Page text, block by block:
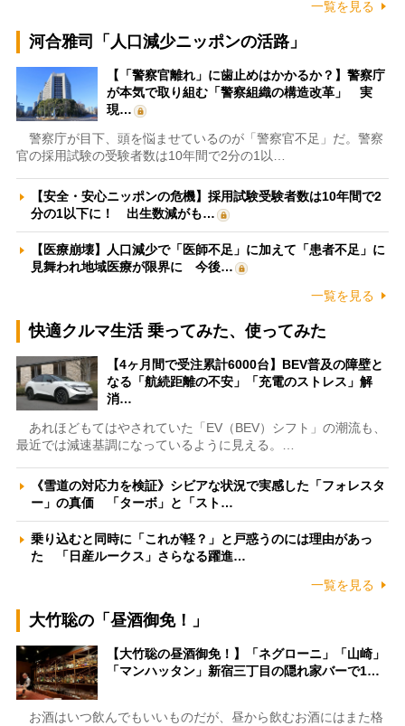
一覧を見る
河合雅司「人口減少ニッポンの活路」
【「警察官離れ」に歯止めはかかるか？】警察庁
が本気で取り組む「警察組織の構造改革」 実
現…
警察庁が目下、頭を悩ませているのが「警察官不足」だ。警察
官の採用試験の受験者数は10年間で2分の1以…
【安全・安心ニッポンの危機】採用試験受験者数は10年間で2
分の1以下に！ 出生数減がも…
【医療崩壊】人口減少で「医師不足」に加えて「患者不足」に
見舞われ地域医療が限界に 今後…
一覧を見る
快適クルマ生活 乗ってみた、使ってみた
【4ヶ月間で受注累計6000台】BEV普及の障壁と
なる「航続距離の不安」「充電のストレス」解
消…
あれほどもてはやされていた「EV（BEV）シフト」の潮流も、
最近では減速基調になっているように見える。…
《雪道の対応力を検証》シビアな状況で実感した「フォレスタ
ー」の真価 「ターボ」と「スト…
乗り込むと同時に「これが軽？」と戸惑うのには理由があっ
た 「日産ルークス」さらなる躍進…
一覧を見る
大竹聡の「昼酒御免！」
【大竹聡の昼酒御免！】「ネグローニ」「山崎」
「マンハッタン」新宿三丁目の隠れ家バーで1…
お酒はいつ飲んでもいいものだが、昼から飲むお酒にはまた格